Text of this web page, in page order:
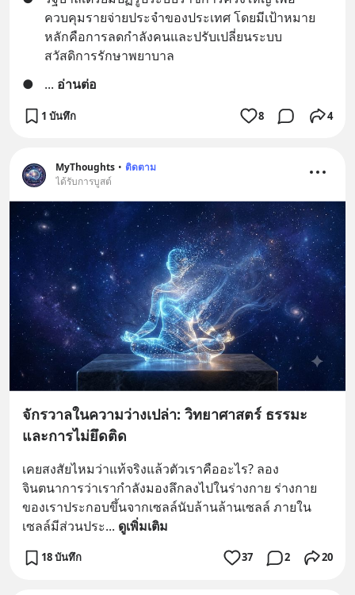
ควบคุมรายจ่ายประจำของประเทศ โดยมีเป้าหมาย
หลักคือการลดกำลังคนและปรับเปลี่ยนระบบ
สวัสดิการรักษาพยาบาล
●
... อ่านต่อ
1 บันทึก 8 4
MyThoughts • ติดตาม
ได้รับการบูสต์
จักรวาลในความว่างเปล่า: วิทยาศาสตร์ ธรรมะ
และการไม่ยึดติด
เคยสงสัยไหมว่าแท้จริงแล้วตัวเราคืออะไร? ลอง
จินตนาการว่าเรากำลังมองลึกลงไปในร่างกาย ร่างกาย
ของเราประกอบขึ้นจากเซลล์นับล้านล้านเซลล์ ภายใน
เซลล์มีส่วนประ... ดูเพิ่มเติม
18 บันทึก 37 2 20